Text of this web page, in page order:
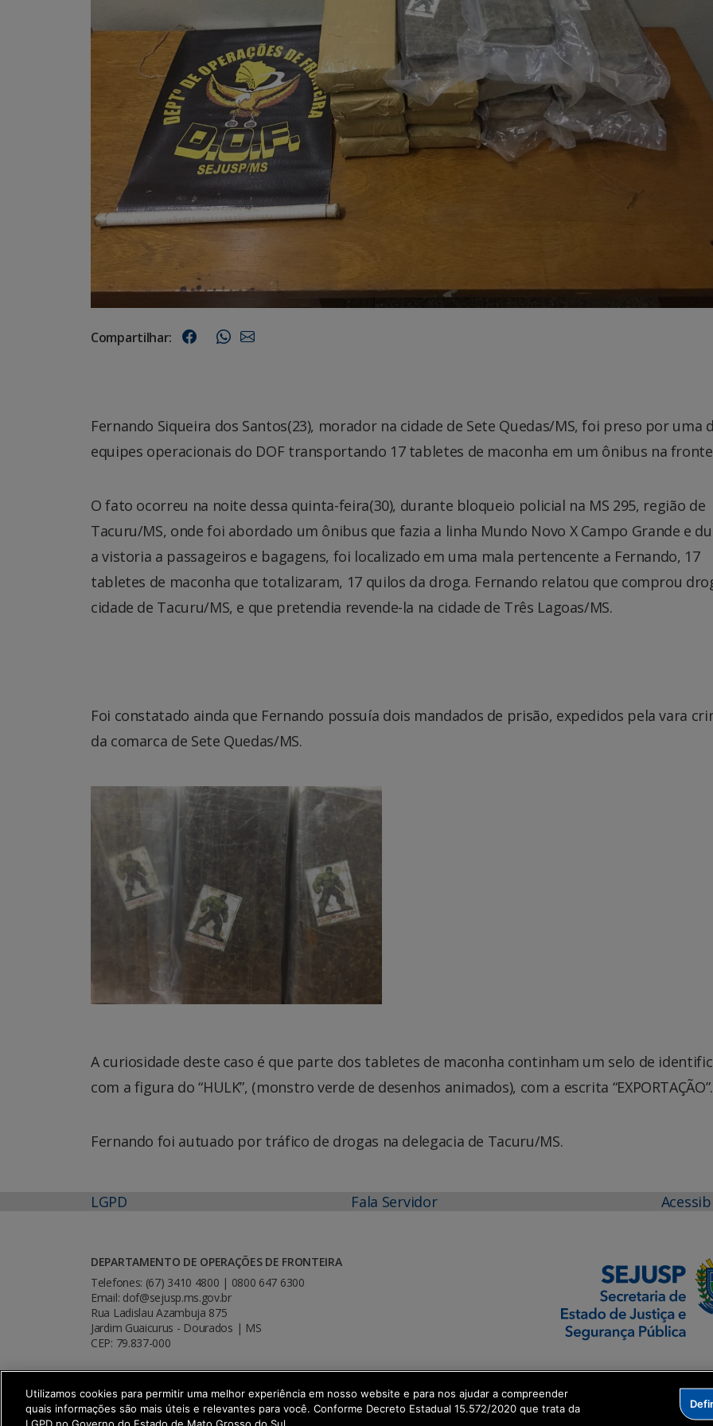
Compartilhar:
Fernando Siqueira dos Santos(23), morador na cidade de Sete Quedas/MS, foi preso por uma
equipes operacionais do DOF transportando 17 tabletes de maconha em um ônibus na
O fato ocorreu na noite dessa quinta-feira(30), durante bloqueio policial na MS 295, região de
Tacuru/MS, onde foi abordado um ônibus que fazia a linha Mundo Novo X Campo Grande e
a vistoria a passageiros e bagagens, foi localizado em uma mala pertencente a Fernando, 17
tabletes de maconha que totalizaram, 17 quilos da droga. Fernando relatou que comprou
cidade de Tacuru/MS, e que pretendia revende-la na cidade de Três Lagoas/MS.
Foi constatado ainda que Fernando possuía dois mandados de prisão, expedidos pela vara
da comarca de Sete Quedas/MS.
A curiosidade deste caso é que parte dos tabletes de maconha continham um selo de
com a figura do “HULK”, (monstro verde de desenhos animados), com a escrita “EXPORTAÇÃO”.
Fernando foi autuado por tráfico de drogas na delegacia de Tacuru/MS.
LGPD Fala Servidor
DEPARTAMENTO DE OPERAÇÕES DE FRONTEIRA
Telefones: (67) 3410 4800 | 0800 647 6300
Email: dof@sejusp.ms.gov.br
Rua Ladislau Azambuja 875
Jardim Guaicurus - Dourados | MS
CEP: 79.837-000
SETDIG | Secretaria-Executiva de Transformação Digital
Utilizamos cookies para permitir uma melhor experiência em nosso website e para nos ajudar a compreender
quais informações são mais úteis e relevantes para você. Conforme Decreto Estadual 15.572/2020 que trata da